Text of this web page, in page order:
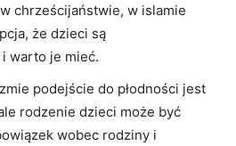
chrześcijaństwie, w islamie
że dzieci są
i warto je mieć.
podejście do płodności⁢ jest
rodzenie dzieci może być
wobec ⁤rodziny i